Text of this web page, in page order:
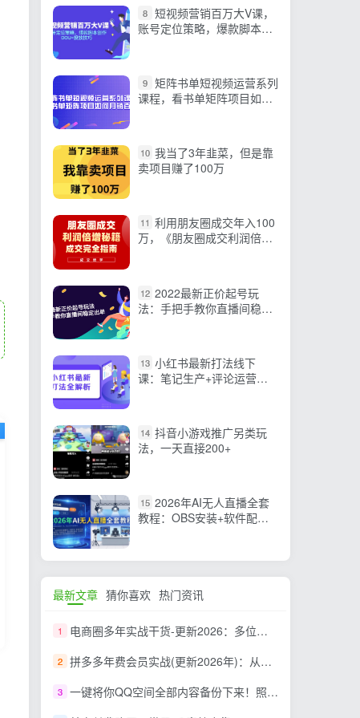
8 短视频营销百万大V课，
账号定位策略，爆款脚本创
9 矩阵书单短视频运营系列
课程，看书单矩阵项目如何
10 我当了3年韭菜，但是靠
卖项目赚了100万
11 利用朋友圈成交年入100
万，《朋友圈成交利润倍
12 2022最新正价起号玩
法：手把手教你直播间稳定
13 小红书最新打法线下
课：笔记生产+评论运营，
14 抖音小游戏推广另类玩
法，一天直接200+
15 2026年AI无人直播全套
教程：OBS安装+软件配置
最新文章 猜你喜欢 热门资讯
1 电商圈多年实战干货-更新2026：多位资深师兄实战干货/覆盖全域平台，中小卖家可复制的盈利指南
2 拼多多年费会员实战(更新2026年)：从基础到高阶盈利，干货拉满，帮你建立稳定盈利运营知识体系
3 一键将你QQ空间全部内容备份下来！照片 / 视频 /动态信息全存本地，Github最新开源项目 QzoneArchive